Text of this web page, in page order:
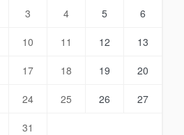
3 4 5 6
10 11 12 13
17 18 19 20
24 25 26 27
31